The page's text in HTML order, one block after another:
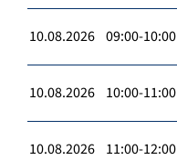
10.08.2026 09:00-10:00
10.08.2026 10:00-11:00
10.08.2026 11:00-12:00